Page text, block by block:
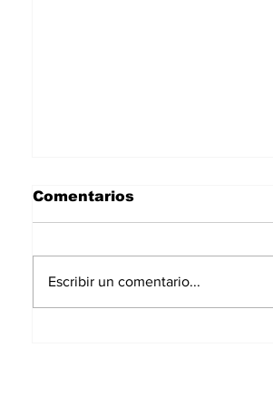
Comentarios
Escribir un comentario...